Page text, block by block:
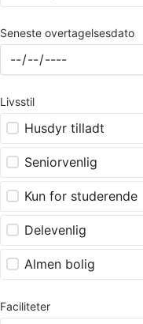
Seneste overtagelsesdato
Livsstil
Husdyr tilladt
Seniorvenlig
Kun for studerende
Delevenlig
Almen bolig
Faciliteter